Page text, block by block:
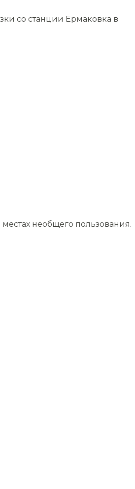
со станции Ермаковка в
необщего пользования.